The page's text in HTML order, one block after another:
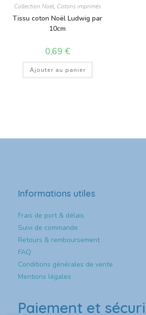
Collection Noël, Cotons imprimés
Tissu coton Noël Ludwig par
10cm
0,69 €
Ajouter au panier
Informations utiles
Frais de port & délais
Suivi de commande
Retours & remboursement
FAQ
Conditions générales de vente
Mentions légales
Paiement et